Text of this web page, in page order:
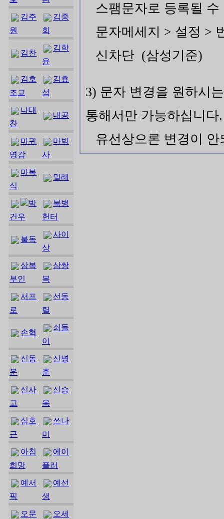
김주
원
김중
회
김찬
김학
윤
김호
조교
김효
섭
나대
찬
내공
마귀
영감
마박
사
마복
식
밀레
박
건우
복병
헌터
불독
사이
상
삼복
부인
삼쌍
복
서프
로
선동
렬
손혁
쇠돌
이
신동
운
신병
훈
신사
고
신승
욱
심호
근
쓰나
미
아침
희망
에이
플러
예서
픽
예선
생
오문
오세
스팸문자로 등록될 수
문자메세지 > 설정 >
신차단 (삼성기준)
3) 문자 변경을 원하시
통해서만 가능하십니다.
유선상으론 변경이